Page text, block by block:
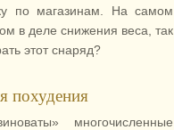
по магазинам. На самом
в деле снижения веса, так
этот снаряд?
похудения
многочисленные